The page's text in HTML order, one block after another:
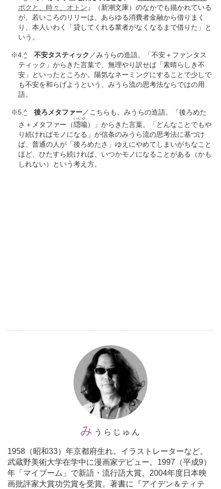
ボクと、時々、オトン』（新潮文庫）のなかでも描かれている
が、若いころのリリーは、あらゆる消費者金融から借りまく
り、本人いわく「貸してくれる業者がなくなるまで借りた」と
いう。
※4.^ 不安タスティック ／みうらの造語。「不安＋ファンタス
ティック」からきた言葉で、無理やり訳せば「素晴らしき不
安」といったところか。陽気なネーミングにすることで少しで
も不安を和らげようという、みうら流の思考法ならではの用
語。
※5.^ 後ろメタファー／こちらも、みうらの造語。「後ろめた
さ＋メタファー（隠
いん
喩
ゆ
）」からきた言葉。「どんなことでもや
り続ければモノになる」が信条のみうら流の思考法に基づけ
ば、普通の人が「後ろめたさ」ゆえにやめてしまいがちなこと
ほど、ひたすら続ければ、いつかモノになることがある（かも
しれない）という考え方。
み うらじゅん
1958（昭和33）年京都府生れ。イラストレーターなど。
武蔵野美術大学在学中に漫画家デビュー。1997（平成9）
年「マイブーム」で新語・流行語大賞、2004年度日本映
画批評家大賞功労賞を受賞。著書に『アイデン＆ティテ